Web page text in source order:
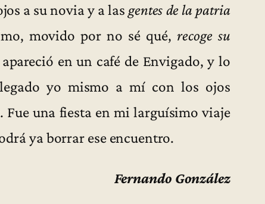
a su novia y a las gentes de la patria
movido por no sé qué,recoge su
en un café de Envigado, y lo
yo mismo a mí con los ojos
Fue una fiesta en mi larguísimo viaje
ya borrar ese encuentro.
Fernando González